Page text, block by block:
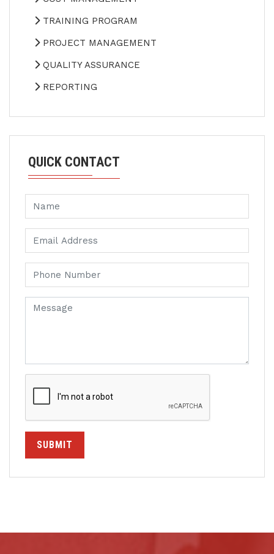
TRAINING PROGRAM
PROJECT MANAGEMENT
QUALITY ASSURANCE
REPORTING
QUICK CONTACT
SUBMIT